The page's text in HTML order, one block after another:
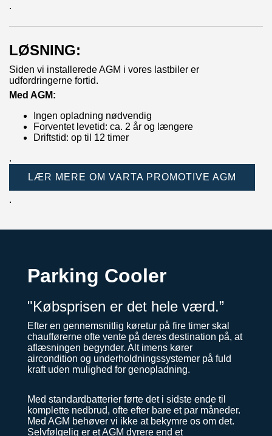
.
LØSNING:
Siden vi installerede AGM i vores lastbiler er
udfordringerne fortid.
Med AGM:
Ingen opladning nødvendig
Forventet levetid: ca. 2 år og længere
Driftstid: op til 12 timer
.
LÆR MERE OM VARTA PROMOTIVE AGM
.
Parking Cooler
"Købsprisen er det hele værd.”
Efter en gennemsnitlig køretur på fire timer skal
chaufførerne ofte vente på deres destination på, at
aflæsningen begynder. Alt imens kører
aircondition og underholdningssystemer på fuld
kraft uden mulighed for genopladning.
Med standardbatterier førte det i sidste ende til
komplette nedbrud, ofte efter bare et par måneder.
Med AGM behøver vi ikke at bekymre os om det.
Selvfølgelig er et AGM dyrere end et